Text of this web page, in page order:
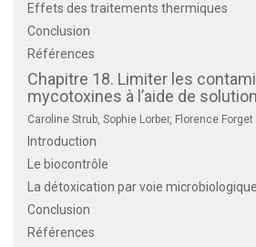
Effets des traitements thermiques
Conclusion
Références
Chapitre 18. Limiter les
mycotoxines à l’aide de
Caroline Strub, Sophie Lorber, Florence
Introduction
Le biocontrôle
La détoxication par voie microbiologique
Conclusion
Références